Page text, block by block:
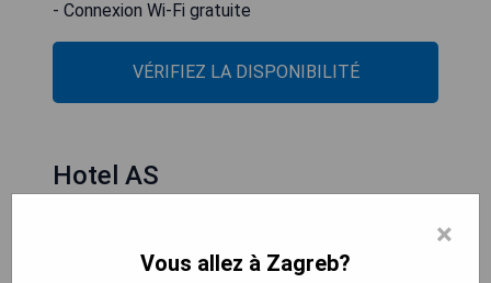
- Connexion Wi-Fi gratuite
VÉRIFIEZ LA DISPONIBILITÉ
Hotel AS
×
Vous allez à Zagreb?